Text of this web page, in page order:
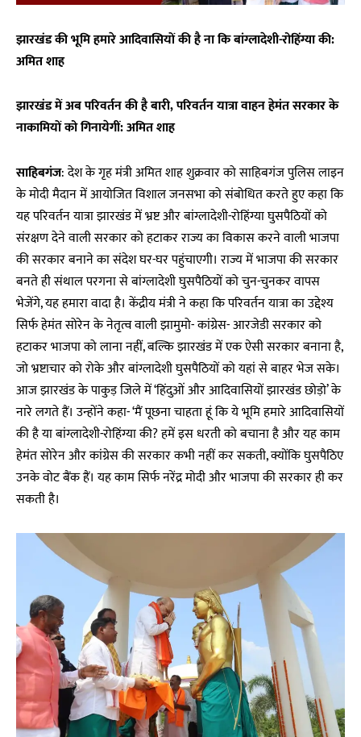
झारखंड की भूमि हमारे आदिवासियों की है ना कि बांग्लादेशी-रोहिंग्या की:
अमित शाह
झारखंड में अब परिवर्तन की है बारी, परिवर्तन यात्रा वाहन हेमंत सरकार के
नाकामियों को गिनायेगीं: अमित शाह
साहिबगंज: देश के गृह मंत्री अमित शाह शुक्रवार को साहिबगंज पुलिस लाइन
के मोदी मैदान में आयोजित विशाल जनसभा को संबोधित करते हुए कहा कि
यह परिवर्तन यात्रा झारखंड में भ्रष्ट और बांग्लादेशी-रोहिंग्या घुसपैठियों को
संरक्षण देने वाली सरकार को हटाकर राज्य का विकास करने वाली भाजपा
की सरकार बनाने का संदेश घर-घर पहुंचाएगी। राज्य में भाजपा की सरकार
बनते ही संथाल परगना से बांग्लादेशी घुसपैठियों को चुन-चुनकर वापस
भेजेंगे, यह हमारा वादा है। केंद्रीय मंत्री ने कहा कि परिवर्तन यात्रा का उद्देश्य
सिर्फ हेमंत सोरेन के नेतृत्व वाली झामुमो- कांग्रेस- आरजेडी सरकार को
हटाकर भाजपा को लाना नहीं, बल्कि झारखंड में एक ऐसी सरकार बनाना है,
जो भ्रष्टाचार को रोके और बांग्लादेशी घुसपैठियों को यहां से बाहर भेज सके।
आज झारखंड के पाकुड़ जिले में ‘हिंदुओं और आदिवासियों झारखंड छोड़ो’ के
नारे लगते हैं। उन्होंने कहा- ‘मैं पूछना चाहता हूं कि ये भूमि हमारे आदिवासियों
की है या बांग्लादेशी-रोहिंग्या की? हमें इस धरती को बचाना है और यह काम
हेमंत सोरेन और कांग्रेस की सरकार कभी नहीं कर सकती, क्योंकि घुसपैठिए
उनके वोट बैंक हैं। यह काम सिर्फ नरेंद्र मोदी और भाजपा की सरकार ही कर
सकती है।